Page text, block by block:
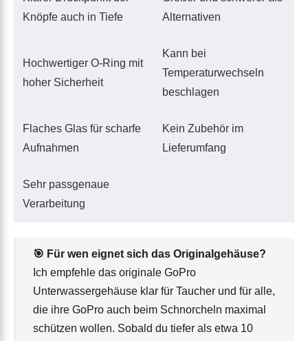
Knöpfe auch in Tiefe
Alternativen
Hochwertiger O-Ring mit
hoher Sicherheit
Kann bei
Temperaturwechseln
beschlagen
Flaches Glas für scharfe
Aufnahmen
Kein Zubehör im
Lieferumfang
Sehr passgenaue
Verarbeitung
🎯 Für wen eignet sich das Originalgehäuse?
Ich empfehle das originale GoPro
Unterwassergehäuse klar für Taucher und für alle,
die ihre GoPro auch beim Schnorcheln maximal
schützen wollen. Sobald du tiefer als etwa 10